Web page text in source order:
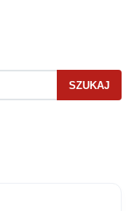
SZUKAJ